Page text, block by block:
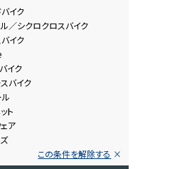
イク
／シクロクロスバイク
イク
イク
バイク
ト
ア
この条件を解除する